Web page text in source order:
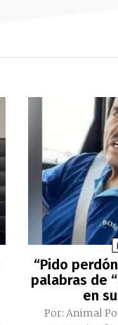
“Pido
palabras de
en
Por: Animal Político